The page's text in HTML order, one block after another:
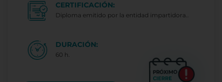
CERTIFICACIÓN:
Diploma emitido por la entidad impartidora..
DURACIÓN:
60 h.